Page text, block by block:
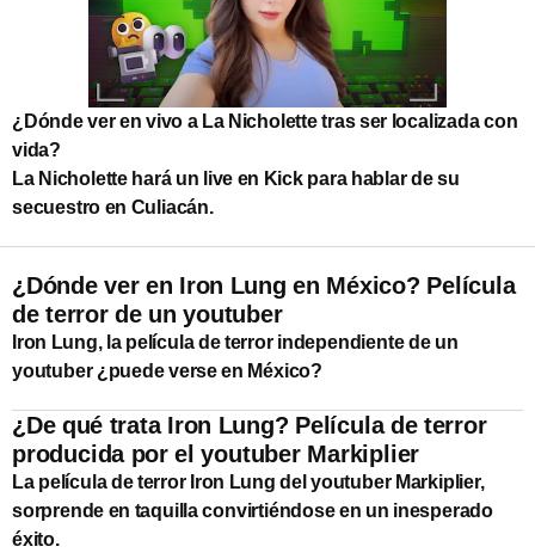
¿Dónde ver en vivo a La Nicholette tras ser localizada con
vida?
La Nicholette hará un live en Kick para hablar de su
secuestro en Culiacán.
¿Dónde ver en Iron Lung en México? Película
de terror de un youtuber
Iron Lung, la película de terror independiente de un
youtuber ¿puede verse en México?
¿De qué trata Iron Lung? Película de terror
producida por el youtuber Markiplier
La película de terror Iron Lung del youtuber Markiplier,
sorprende en taquilla convirtiéndose en un inesperado
éxito.